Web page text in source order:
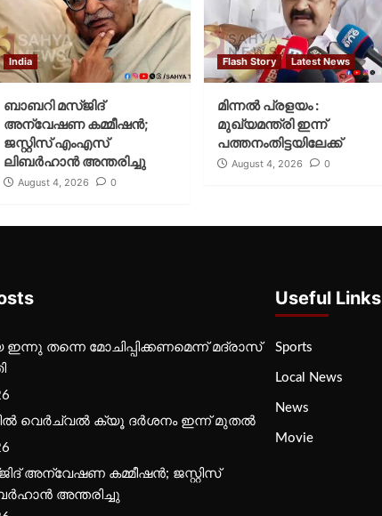
India
ബാബറി മസ്ജിദ്
അന്വേഷണ കമ്മീഷന്‍;
ജസ്റ്റിസ് എംഎസ്
ലിബര്‍ഹാന്‍ അന്തരിച്ചു
August 4, 2026 0
Flash Story Latest News
മിന്നല്‍ പ്രളയം :
മുഖ്യമന്ത്രി ഇന്ന്
പത്തനംതിട്ടയിലേക്ക്
August 4, 2026 0
ഇന്നു തന്നെ മോചിപ്പിക്കണമെന്ന് മദ്രാസ്
വെര്‍ച്വല്‍ ക്യൂ ദര്‍ശനം ഇന്ന് മുതല്‍
അന്വേഷണ കമ്മീഷന്‍; ജസ്റ്റിസ്
അന്തരിച്ചു
Useful Links
Sports
Local News
News
Movie